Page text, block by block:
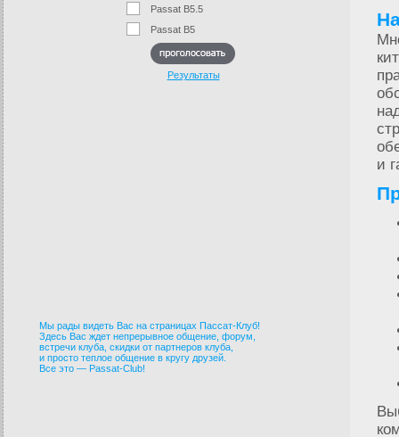
Passat B5.5
Passat B5
Результаты
Мы рады видеть Вас на страницах Пассат-Клуб!
Здесь Вас ждет непрерывное общение, форум,
встречи клуба, скидки от партнеров клуба,
и просто теплое общение в кругу друзей.
Все это — Passat-Club!
и